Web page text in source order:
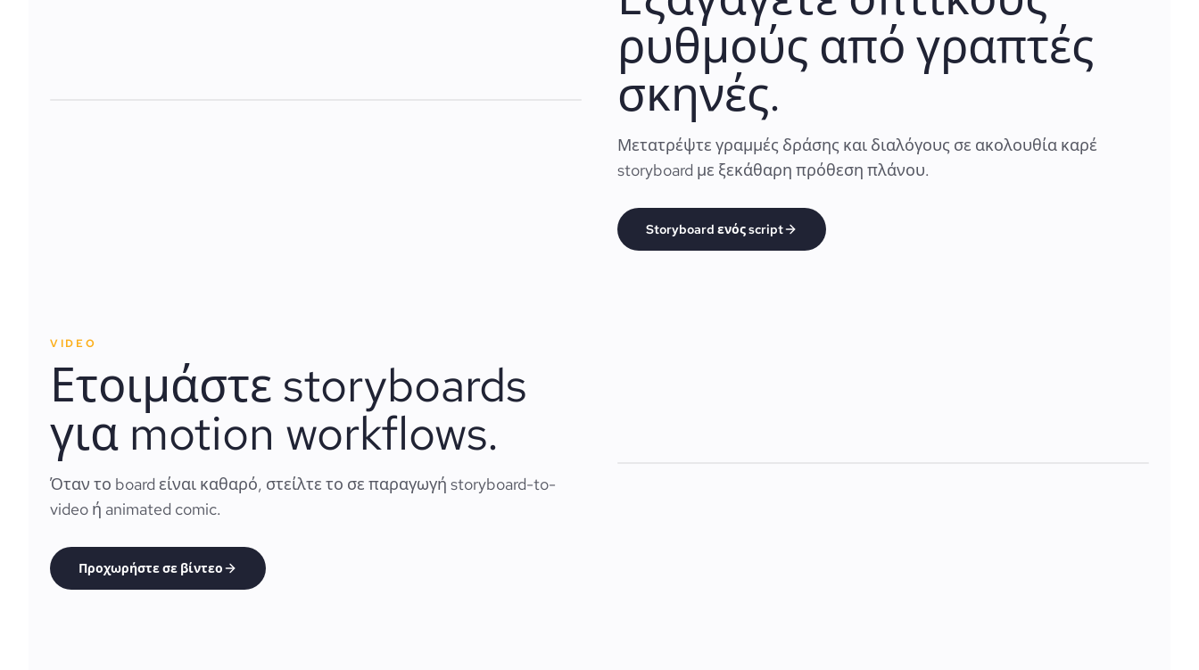
ρυθμούς από γραπτές
σκηνές.
Μετατρέψτε γραμμές δράσης και διαλόγους σε ακολουθία καρέ
storyboard με ξεκάθαρη πρόθεση πλάνου.
Storyboard ενός script
VIDEO
Ετοιμάστε storyboards
για motion workflows.
Όταν το board είναι καθαρό, στείλτε το σε παραγωγή storyboard-to-
video ή animated comic.
Προχωρήστε σε βίντεο